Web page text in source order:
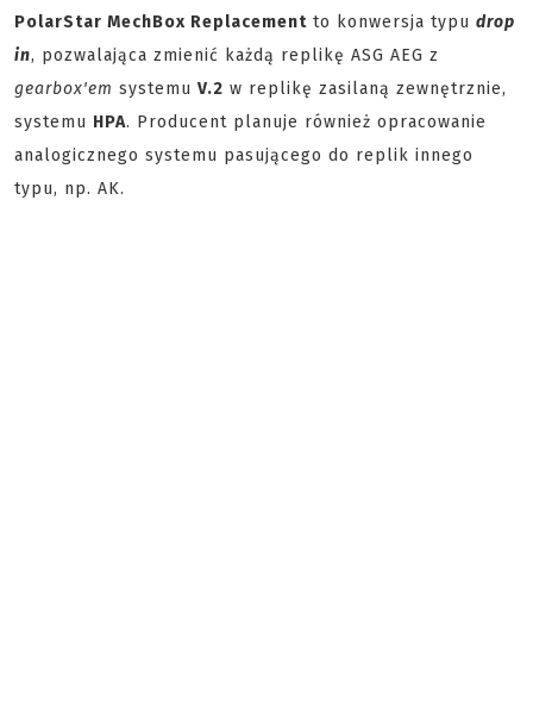
PolarStar MechBox Replacement to konwersja typu drop
in, pozwalająca zmienić każdą replikę ASG AEG z
gearbox'em systemu V.2 w replikę zasilaną zewnętrznie,
systemu HPA. Producent planuje również opracowanie
analogicznego systemu pasującego do replik innego
typu, np. AK.